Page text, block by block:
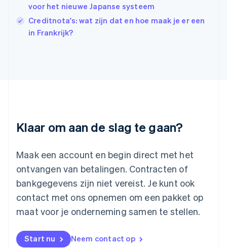
voor het nieuwe Japanse systeem
Creditnota's: wat zijn dat en hoe maak je er een
in Frankrijk?
Klaar om aan de slag te gaan?
Maak een account en begin direct met het
ontvangen van betalingen. Contracten of
bankgegevens zijn niet vereist. Je kunt ook
contact met ons opnemen om een pakket op
maat voor je onderneming samen te stellen.
Start nu Neem contact op
ItalianoEnglish
日本語 English
Kroatië
FrançaisDeutschEnglish
English
Malta
English
Mexico
Nederland
NederlandsEnglish
English
Noorwegen